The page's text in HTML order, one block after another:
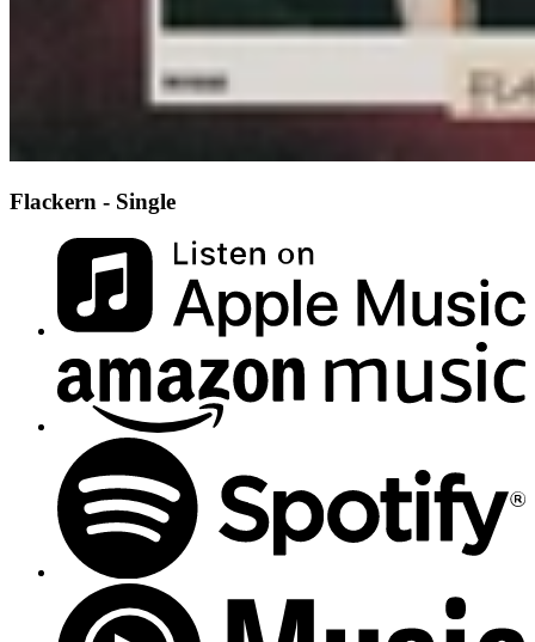
Flackern - Single